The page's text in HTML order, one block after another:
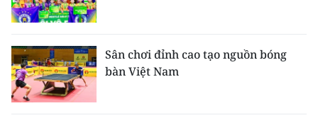
Sân chơi đỉnh cao tạo nguồn bóng
bàn Việt Nam